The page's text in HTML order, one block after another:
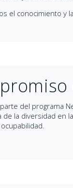
el conocimiento y
del programa
de la diversidad en